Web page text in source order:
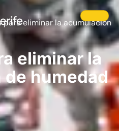
para eliminar la acumulación
eliminar la
humedad